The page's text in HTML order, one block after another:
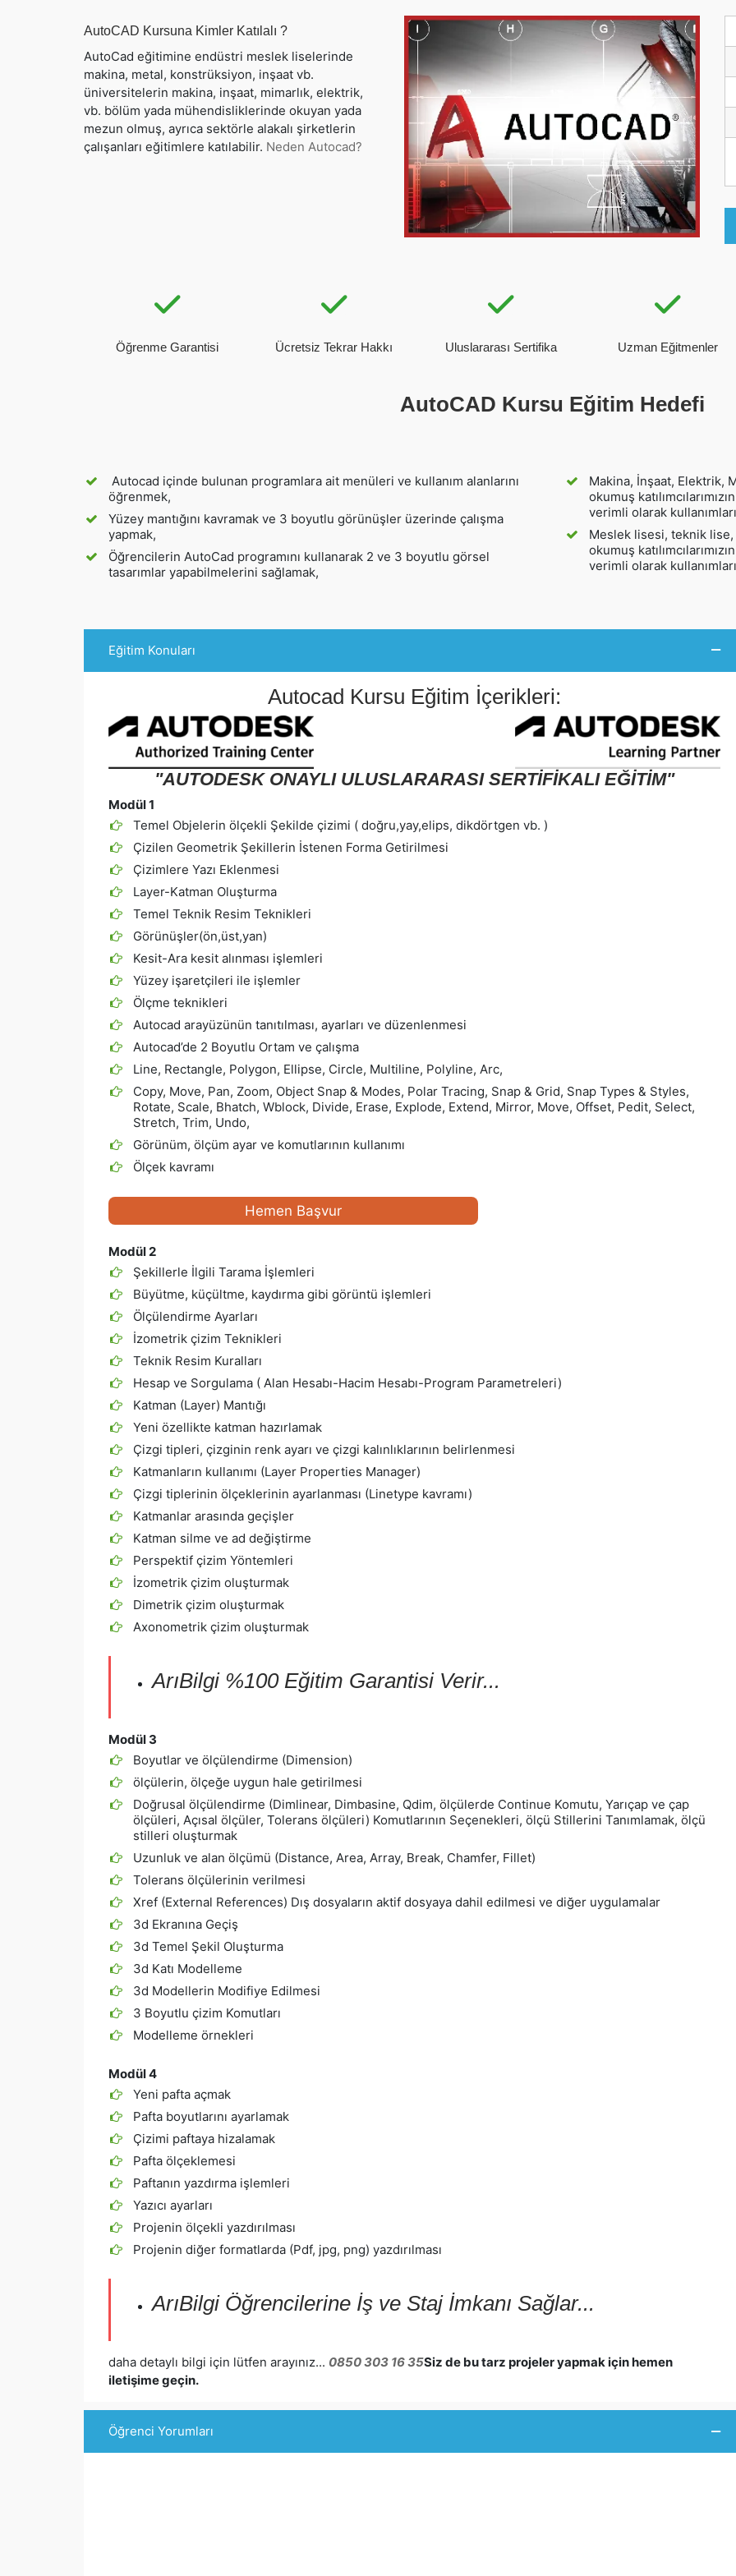
AutoCAD Kursuna Kimler Katılalı ?
AutoCad eğitimine endüstri meslek liselerinde
makina, metal, konstrüksiyon, inşaat vb.
üniversitelerin makina, inşaat, mimarlık, elektrik,
vb. bölüm yada mühendisliklerinde okuyan yada
mezun olmuş, ayrıca sektörle alakalı şirketlerin
çalışanları eğitimlere katılabilir. Neden Autocad?
Öğrenme Garantisi Ücretsiz Tekrar Hakkı Uluslararası Sertifika Uzman Eğitmenler
AutoCAD Kursu Eğitim Hedefi
Autocad içinde bulunan programlara ait menüleri ve kullanım alanlarını
öğrenmek,
Yüzey mantığını kavramak ve 3 boyutlu görünüşler üzerinde çalışma
yapmak,
Öğrencilerin AutoCad programını kullanarak 2 ve 3 boyutlu görsel
tasarımlar yapabilmelerini sağlamak,
Makina, İnşaat, Elektrik,
okumuş
verimli olarak
Meslek lisesi, teknik lise,
okumuş
verimli olarak
Eğitim Konuları
Autocad Kursu Eğitim İçerikleri:
"AUTODESK ONAYLI ULUSLARARASI SERTİFİKALI EĞİTİM"
Modül 1
Temel Objelerin ölçekli Şekilde çizimi ( doğru,yay,elips, dikdörtgen vb. )
Çizilen Geometrik Şekillerin İstenen Forma Getirilmesi
Çizimlere Yazı Eklenmesi
Layer-Katman Oluşturma
Temel Teknik Resim Teknikleri
Görünüşler(ön,üst,yan)
Kesit-Ara kesit alınması işlemleri
Yüzey işaretçileri ile işlemler
Ölçme teknikleri
Autocad arayüzünün tanıtılması, ayarları ve düzenlenmesi
Autocad’de 2 Boyutlu Ortam ve çalışma
Line, Rectangle, Polygon, Ellipse, Circle, Multiline, Polyline, Arc,
Copy, Move, Pan, Zoom, Object Snap & Modes, Polar Tracing, Snap & Grid, Snap Types & Styles,
Rotate, Scale, Bhatch, Wblock, Divide, Erase, Explode, Extend, Mirror, Move, Offset, Pedit, Select,
Stretch, Trim, Undo,
Görünüm, ölçüm ayar ve komutlarının kullanımı
Ölçek kavramı
Hemen Başvur
Modül 2
Şekillerle İlgili Tarama İşlemleri
Büyütme, küçültme, kaydırma gibi görüntü işlemleri
Ölçülendirme Ayarları
İzometrik çizim Teknikleri
Teknik Resim Kuralları
Hesap ve Sorgulama ( Alan Hesabı-Hacim Hesabı-Program Parametreleri)
Katman (Layer) Mantığı
Yeni özellikte katman hazırlamak
Çizgi tipleri, çizginin renk ayarı ve çizgi kalınlıklarının belirlenmesi
Katmanların kullanımı (Layer Properties Manager)
Çizgi tiplerinin ölçeklerinin ayarlanması (Linetype kavramı)
Katmanlar arasında geçişler
Katman silme ve ad değiştirme
Perspektif çizim Yöntemleri
İzometrik çizim oluşturmak
Dimetrik çizim oluşturmak
Axonometrik çizim oluşturmak
ArıBilgi %100 Eğitim Garantisi Verir...
Modül 3
Boyutlar ve ölçülendirme (Dimension)
ölçülerin, ölçeğe uygun hale getirilmesi
Doğrusal ölçülendirme (Dimlinear, Dimbasine, Qdim, ölçülerde Continue Komutu, Yarıçap ve çap
ölçüleri, Açısal ölçüler, Tolerans ölçüleri) Komutlarının Seçenekleri, ölçü Stillerini Tanımlamak, ölçü
stilleri oluşturmak
Uzunluk ve alan ölçümü (Distance, Area, Array, Break, Chamfer, Fillet)
Tolerans ölçülerinin verilmesi
Xref (External References) Dış dosyaların aktif dosyaya dahil edilmesi ve diğer uygulamalar
3d Ekranına Geçiş
3d Temel Şekil Oluşturma
3d Katı Modelleme
3d Modellerin Modifiye Edilmesi
3 Boyutlu çizim Komutları
Modelleme örnekleri
Modül 4
Yeni pafta açmak
Pafta boyutlarını ayarlamak
Çizimi paftaya hizalamak
Pafta ölçeklemesi
Paftanın yazdırma işlemleri
Yazıcı ayarları
Projenin ölçekli yazdırılması
Projenin diğer formatlarda (Pdf, jpg, png) yazdırılması
ArıBilgi Öğrencilerine İş ve Staj İmkanı Sağlar...
daha detaylı bilgi için lütfen arayınız... 0850 303 16 35Siz de bu tarz projeler yapmak için hemen
iletişime geçin.
Öğrenci Yorumları